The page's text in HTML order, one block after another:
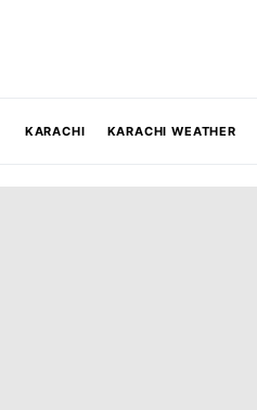
KARACHI KARACHI WEATHER